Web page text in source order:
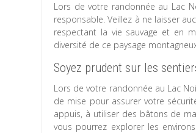
Lors de votre randonnée au Lac
responsable. Veillez à ne laisser
respectant la vie sauvage et en
diversité de ce paysage
Soyez prudent sur les
Lors de votre randonnée au Lac
de mise pour assurer votre
appuis, à utiliser des bâtons de
vous pourrez explorer les